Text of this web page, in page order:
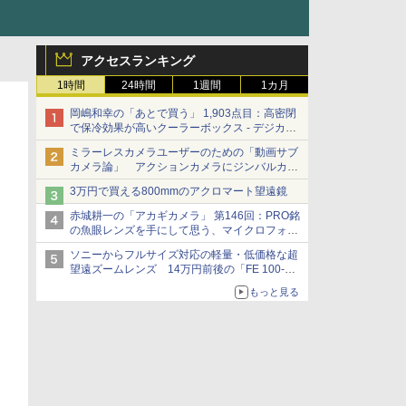
アクセスランキング
1時間 24時間 1週間 1カ月
岡嶋和幸の「あとで買う」 1,903点目：高密閉
で保冷効果が高いクーラーボックス - デジカメ
Watch
ミラーレスカメラユーザーのための「動画サブ
カメラ論」 アクションカメラにジンバルカメ
ラ……その実質的な違いは？
3万円で買える800mmのアクロマート望遠鏡
赤城耕一の「アカギカメラ」 第146回：PRO銘
の魚眼レンズを手にして思う、マイクロフォー
サーズへの期待と可能性
ソニーからフルサイズ対応の軽量・低価格な超
望遠ズームレンズ 14万円前後の「FE 100-
もっと見る